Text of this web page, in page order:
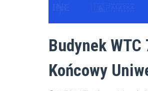
Budynek
Końcowy